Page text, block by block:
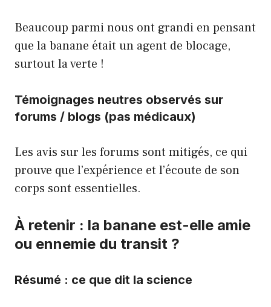
Beaucoup parmi nous ont grandi en pensant
que la banane était un agent de blocage,
surtout la verte !
Témoignages neutres observés sur
forums / blogs (pas médicaux)
Les avis sur les forums sont mitigés, ce qui
prouve que l’expérience et l’écoute de son
corps sont essentielles.
À retenir : la banane est-elle amie
ou ennemie du transit ?
Résumé : ce que dit la science